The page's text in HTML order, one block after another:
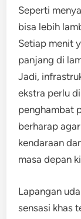
Seperti
bisa lebih
Setiap menit
panjang di
Jadi,
ekstra perlu
penghambat
berharap
kendaraan
masa depan
Lapangan
sensasi khas